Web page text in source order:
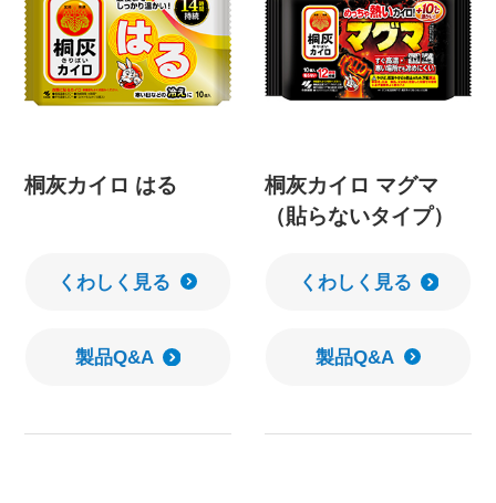
桐灰カイロ はる
くわしく見る
製品Q&A
桐灰カイロ マグマ
（貼らないタイプ）
くわしく見る
製品Q&A